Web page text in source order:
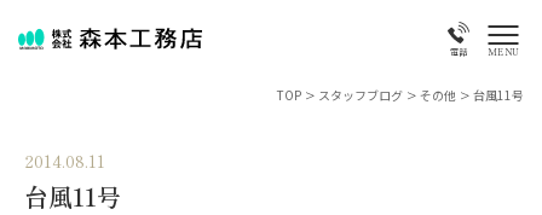
電話 MENU
TOP > スタッフブログ > その他 > 台風11号
2014.08.11
台風11号